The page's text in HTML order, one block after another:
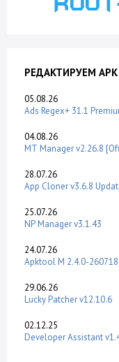
РЕДАКТИРУЕМ APK
05.08.26
Ads Regex+ 31.1
04.08.26
MT Manager v2.26.8
28.07.26
App Cloner v3.6.8
25.07.26
NP Manager v3.1.43
24.07.26
Apktool M 2.4.0-260718
29.06.26
Lucky Patcher v12.10.6
02.12.25
Developer Assistant